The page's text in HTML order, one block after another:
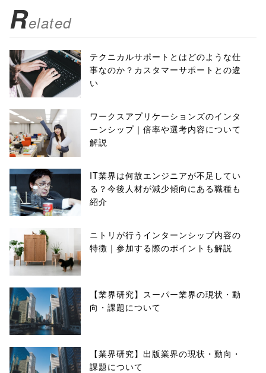
Related
テクニカルサポートとはどのような仕
事なのか？カスタマーサポートとの違
い
ワークスアプリケーションズのインタ
ーンシップ｜倍率や選考内容について
解説
IT業界は何故エンジニアが不足してい
る？今後人材が減少傾向にある職種も
紹介
ニトリが行うインターンシップ内容の
特徴｜参加する際のポイントも解説
【業界研究】スーパー業界の現状・動
向・課題について
【業界研究】出版業界の現状・動向・
課題について